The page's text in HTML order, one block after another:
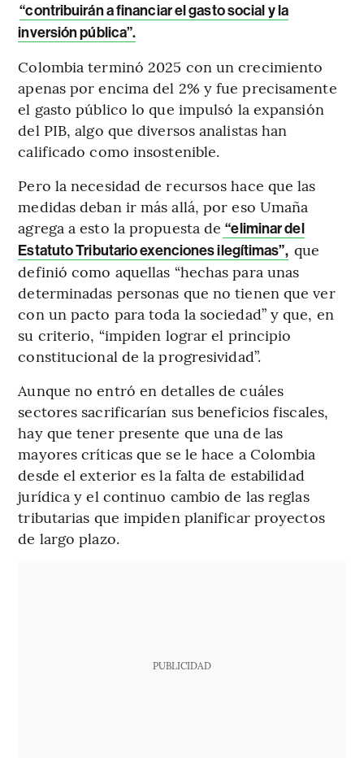
“contribuirán a financiar el gasto social y la
inversión pública”.
Colombia terminó 2025 con un crecimiento
apenas por encima del 2% y fue precisamente
el gasto público lo que impulsó la expansión
del PIB, algo que diversos analistas han
calificado como insostenible.
Pero la necesidad de recursos hace que las
medidas deban ir más allá, por eso Umaña
agrega a esto la propuesta de “eliminar del
Estatuto Tributario exenciones ilegítimas”, que
definió como aquellas “hechas para unas
determinadas personas que no tienen que ver
con un pacto para toda la sociedad” y que, en
su criterio, “impiden lograr el principio
constitucional de la progresividad”.
Aunque no entró en detalles de cuáles
sectores sacrificarían sus beneficios fiscales,
hay que tener presente que una de las
mayores críticas que se le hace a Colombia
desde el exterior es la falta de estabilidad
jurídica y el continuo cambio de las reglas
tributarias que impiden planificar proyectos
de largo plazo.
PUBLICIDAD